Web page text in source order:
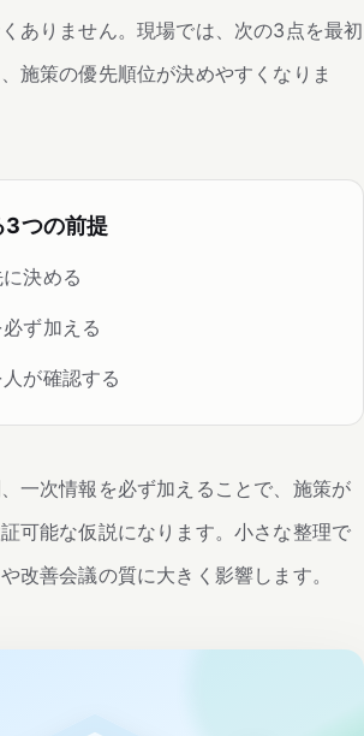
ありません。現場では、次の3点を最初
施策の優先順位が決めやすくなりま
3つの前提
決める
ず加える
が確認する
一次情報を必ず加えることで、施策が
可能な仮説になります。小さな整理で
改善会議の質に大きく影響します。